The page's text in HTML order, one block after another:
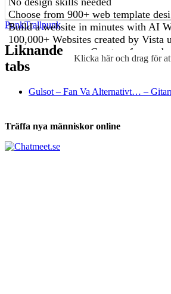
Klicka här och drag för
PunkTrallpunk
Tabs och ackord för både
Liknande
tabs
Gulsot – Fan Va Alternativt… –
Träffa nya människor online